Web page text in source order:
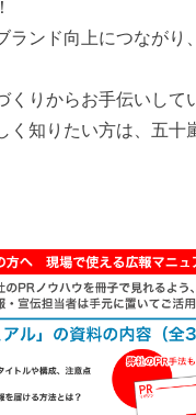
ランド向上につながり
くりからお手伝いして
く知りたい方は、五十